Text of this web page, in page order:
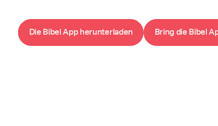
Die Bibel App herunterladen Bringdie Bibel A